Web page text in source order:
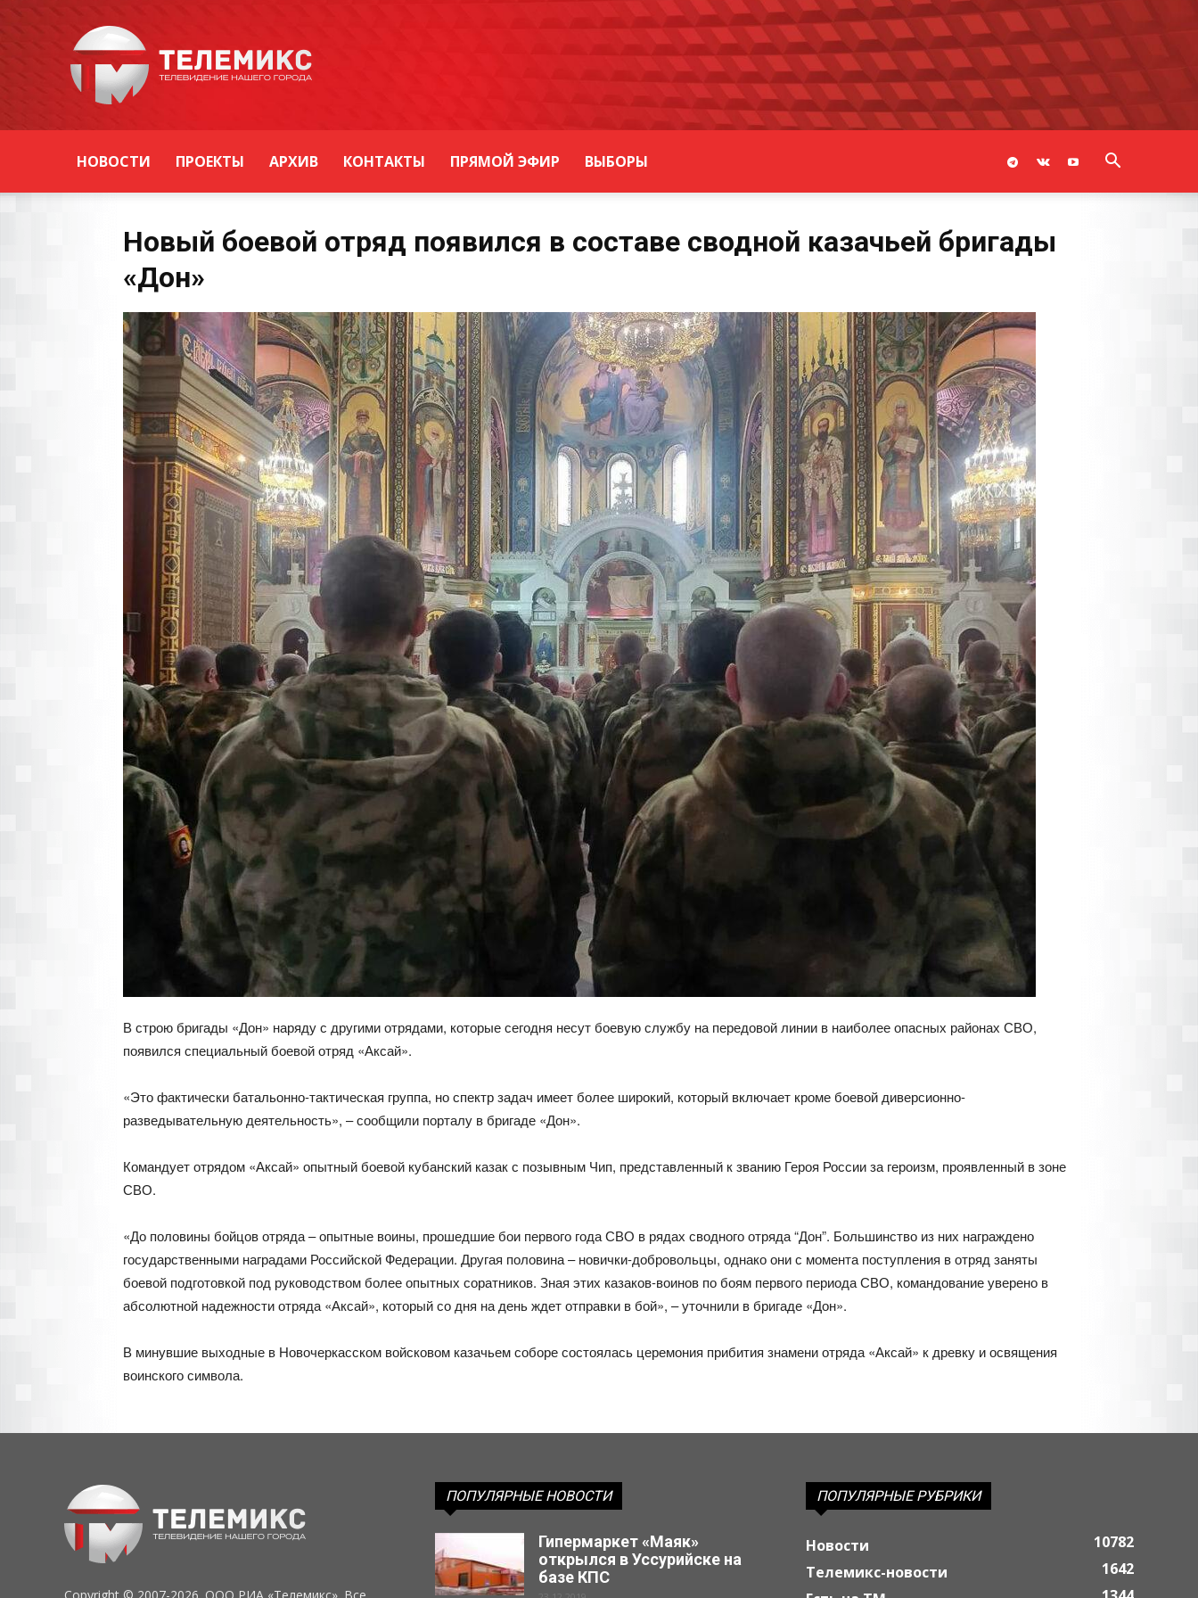
Уссурийска
НОВОСТИ ПРОЕКТЫ АРХИВ КОНТАКТЫ ПРЯМОЙ ЭФИР ВЫБОРЫ
Новый боевой отряд появился в составе сводной казачьей бригады
«Дон»
В строю бригады «Дон» наряду с другими отрядами, которые сегодня несут боевую службу на передовой линии в наиболее опасных районах СВО,
появился специальный боевой отряд «Аксай».
«Это фактически батальонно-тактическая группа, но спектр задач имеет более широкий, который включает кроме боевой диверсионно-
разведывательную деятельность», – сообщили порталу в бригаде «Дон».
Командует отрядом «Аксай» опытный боевой кубанский казак с позывным Чип, представленный к званию Героя России за героизм, проявленный в зоне
СВО.
«До половины бойцов отряда – опытные воины, прошедшие бои первого года СВО в рядах сводного отряда “Дон”. Большинство из них награждено
государственными наградами Российской Федерации. Другая половина – новички-добровольцы, однако они с момента поступления в отряд заняты
боевой подготовкой под руководством более опытных соратников. Зная этих казаков-воинов по боям первого периода СВО, командование уверено в
абсолютной надежности отряда «Аксай», который со дня на день ждет отправки в бой», – уточнили в бригаде «Дон».
В минувшие выходные в Новочеркасском войсковом казачьем соборе состоялась церемония прибития знамени отряда «Аксай» к древку и освящения
воинского символа.
ПОПУЛЯРНЫЕ НОВОСТИ
Гипермаркет «Маяк»
открылся в Уссурийске на
базе КПС
ПОПУЛЯРНЫЕ РУБРИКИ
Новости
10782
Телемикс-новости
1642